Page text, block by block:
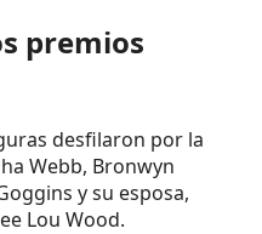
premios
desfilaron por la
Webb, Bronwyn
y su esposa,
Lou Wood.